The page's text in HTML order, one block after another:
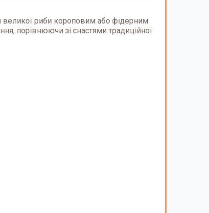
риби короповим або фідерним
порівнюючи зі снастями традиційної